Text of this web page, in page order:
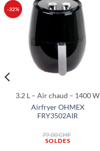
-32%
3.2 L – Air chaud – 1400 W
Airfryer OHMEX
FRY3502AIR
79.00CHF